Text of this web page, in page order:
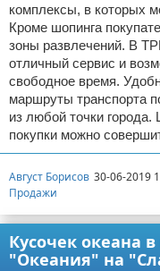
комплексы, в которых
Кроме шопинга
зоны развлечений. В
отличный сервис и
свободное время.
маршруты транспорта
из любой точки города.
покупки можно
Август Борисов 30-06-2019
Продажи
Кусочек океана
"Океания" на